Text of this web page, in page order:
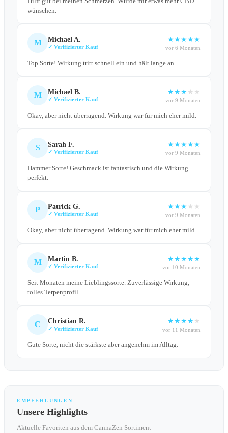
wünschen.
M Michael A.
✓ Verifizierter Kauf
★ ★ ★ ★ ★
vor 6 Monaten
Top Sorte! Wirkung tritt schnell ein und hält lange an.
M Michael B.
✓ Verifizierter Kauf
★ ★ ★ ★ ★
vor 9 Monaten
Okay, aber nicht überragend. Wirkung war für mich eher mild.
S Sarah F.
✓ Verifizierter Kauf
★ ★ ★ ★ ★
vor 9 Monaten
Hammer Sorte! Geschmack ist fantastisch und die Wirkung
perfekt.
P Patrick G.
✓ Verifizierter Kauf
★ ★ ★ ★ ★
vor 9 Monaten
Okay, aber nicht überragend. Wirkung war für mich eher mild.
M Martin B.
✓ Verifizierter Kauf
★ ★ ★ ★ ★
vor 10 Monaten
Seit Monaten meine Lieblingssorte. Zuverlässige Wirkung,
tolles Terpenprofil.
C Christian R.
✓ Verifizierter Kauf
★ ★ ★ ★ ★
vor 11 Monaten
Gute Sorte, nicht die stärkste aber angenehm im Alltag.
EMPFEHLUNGEN
Unsere Highlights
Aktuelle Favoriten aus dem CannaZen Sortiment